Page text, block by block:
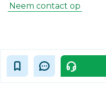
Neem contact op